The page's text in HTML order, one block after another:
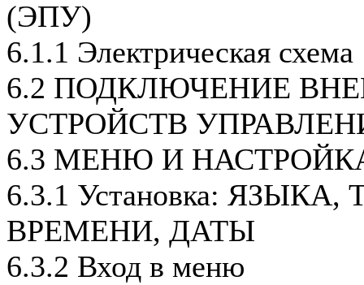
(ЭПУ)
6.1.1 Электрическая схема
6.2 ПОДКЛЮЧЕНИЕ
УСТРОЙСТВ
6.3 МЕНЮ И
6.3.1 Установка:
ВРЕМЕНИ, ДАТЫ
6.3.2 Вход в меню